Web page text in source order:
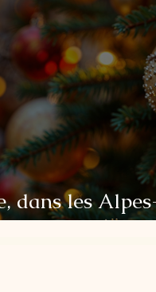
dans les